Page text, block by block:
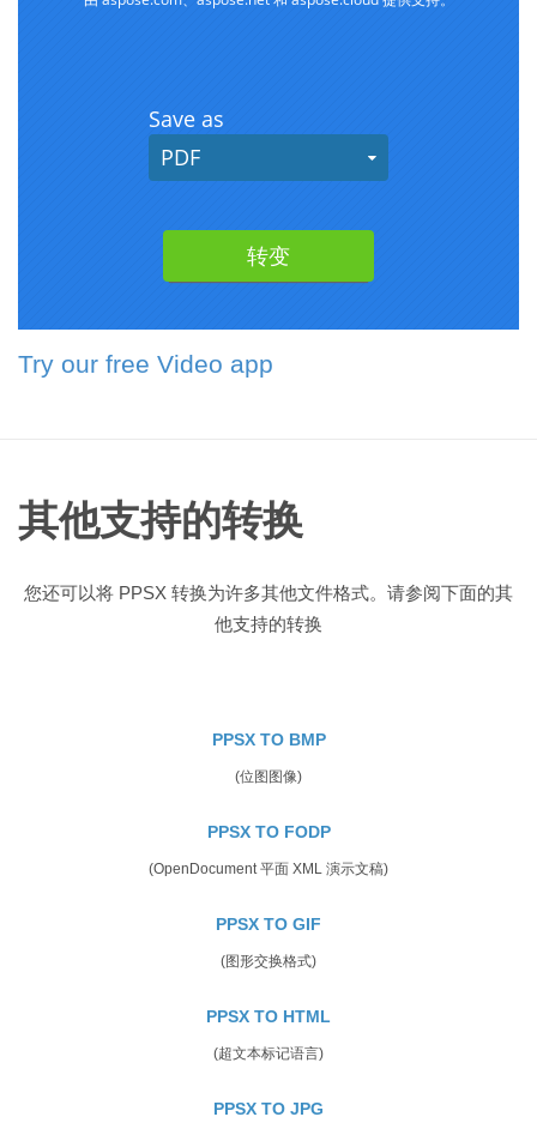
Try our free Video app
其他支持的转换
您还可以将 PPSX 转换为许多其他文件格式。请参阅下面的其
他支持的转换
PPSX TO BMP
(位图图像)
PPSX TO FODP
(OpenDocument 平面 XML 演示文稿)
PPSX TO GIF
(图形交换格式)
PPSX TO HTML
(超文本标记语言)
PPSX TO JPG